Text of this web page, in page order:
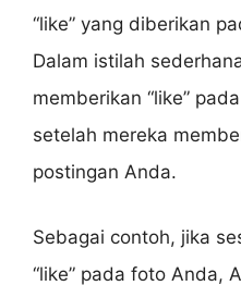
“like” yang diberikan
Dalam istilah
memberikan “like”
setelah mereka
postingan Anda.
Sebagai contoh, jika
“like” pada foto Anda,